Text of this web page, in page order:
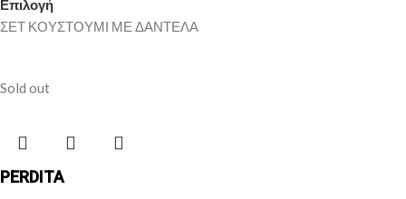
Επιλογή
ΣΕΤ ΚΟΥΣΤΟΥΜΙ ΜΕ ΔΑΝΤΕΛΑ
Sold out
PERDITA